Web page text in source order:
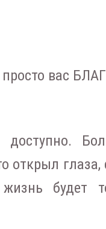
просто вас
открыл
будет